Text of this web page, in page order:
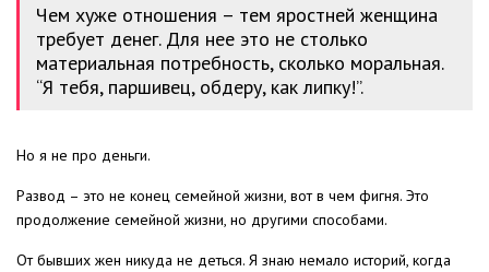
Чем хуже отношения – тем яростней женщина
требует денег. Для нее это не столько
материальная потребность, сколько моральная.
“Я тебя, паршивец, обдеру, как липку!”.
Но я не про деньги.
Развод – это не конец семейной жизни, вот в чем фигня. Это
продолжение семейной жизни, но другими способами.
От бывших жен никуда не деться. Я знаю немало историй, когда